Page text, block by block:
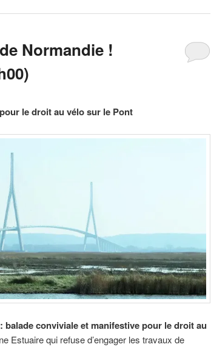
Normandie !
le droit au vélo sur le Pont
balade conviviale et manifestivepour le droit au
Estuaire qui refuse d’engager les travaux de